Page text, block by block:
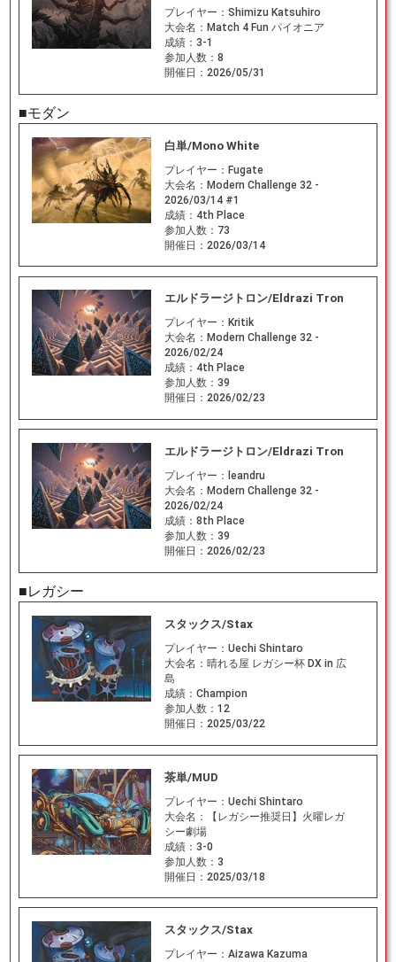
プレイヤー： Shimizu Katsuhiro
大会名： Match 4 Fun パイオニア
成績： 3-1
参加人数： 8
開催日： 2026/05/31
■モダン
白単/Mono White
プレイヤー： Fugate
大会名： Modern Challenge 32 -
2026/03/14 #1
成績： 4th Place
参加人数： 73
開催日： 2026/03/14
エルドラージトロン/Eldrazi Tron
プレイヤー： Kritik
大会名： Modern Challenge 32 -
2026/02/24
成績： 4th Place
参加人数： 39
開催日： 2026/02/23
エルドラージトロン/Eldrazi Tron
プレイヤー： leandru
大会名： Modern Challenge 32 -
2026/02/24
成績： 8th Place
参加人数： 39
開催日： 2026/02/23
■レガシー
スタックス/Stax
プレイヤー： Uechi Shintaro
大会名： 晴れる屋 レガシー杯 DX in 広
島
成績： Champion
参加人数： 12
開催日： 2025/03/22
茶単/MUD
プレイヤー： Uechi Shintaro
大会名：
【レガシー推奨日】火曜レガ
シー劇場
成績： 3-0
参加人数： 3
開催日： 2025/03/18
スタックス/Stax
プレイヤー： Aizawa Kazuma